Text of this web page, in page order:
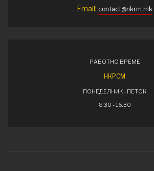
Email: contact@nkrm.mk
РАБОТНО ВРЕМЕ
НКРСМ
ПОНЕДЕЛНИК - ПЕТОК
8:30 - 16:30